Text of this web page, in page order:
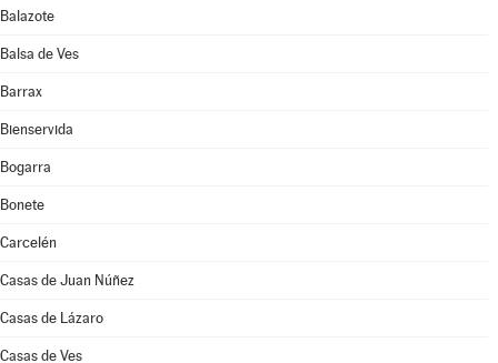
Balazote
Balsa de Ves
Barrax
Bienservida
Bogarra
Bonete
Carcelén
Casas de Juan Núñez
Casas de Lázaro
Casas de Ves